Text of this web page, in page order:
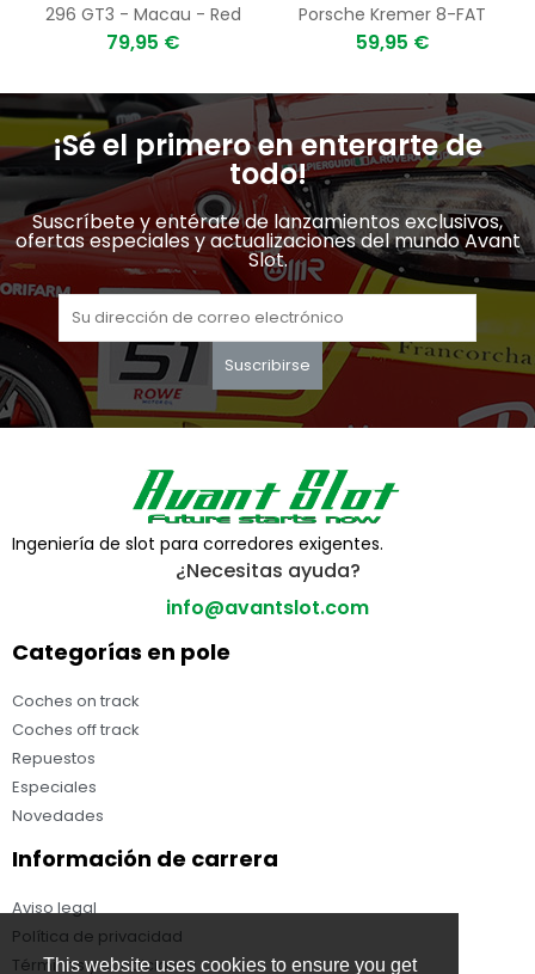
This website uses cookies to ensure you get
296 GT3 - Macau - Red
79,95 €
Porsche Kremer 8-FAT
59,95 €
¡Sé el primero en enterarte de
todo!
Suscríbete y entérate de lanzamientos exclusivos,
ofertas especiales y actualizaciones del mundo Avant
Slot.
Suscribirse
Ingeniería de slot para corredores exigentes.
¿Necesitas ayuda?
info@avantslot.com
Categorías en pole
Coches on track
Coches off track
Repuestos
Especiales
Novedades
Información de carrera
Aviso legal
Política de privacidad
Términos y condiciones